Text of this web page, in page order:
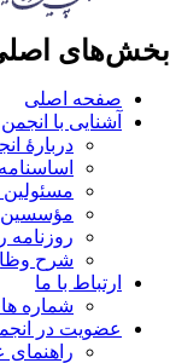
بخش‌های
صفحه اصلی
آشنایی با انجمن
دربارۀ
اساسنامه
مسئولین
مؤسسین
شرح
ارتباط با ما
شماره
عضویت در